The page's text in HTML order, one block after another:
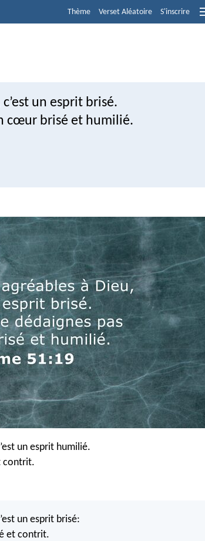
Thème Verset Aléatoire S'inscrire
un esprit brisé.
cœur brisé et humilié.
un esprit humilié.
contrit.
un esprit brisé:
et contrit.